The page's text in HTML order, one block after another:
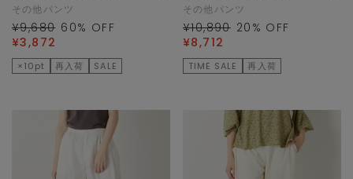
その他パンツ
¥9,680 60% OFF
¥3,872
×10pt 再入荷 SALE
その他パンツ
¥10,890 20 % OFF
¥8,712
TIME SALE 再入荷